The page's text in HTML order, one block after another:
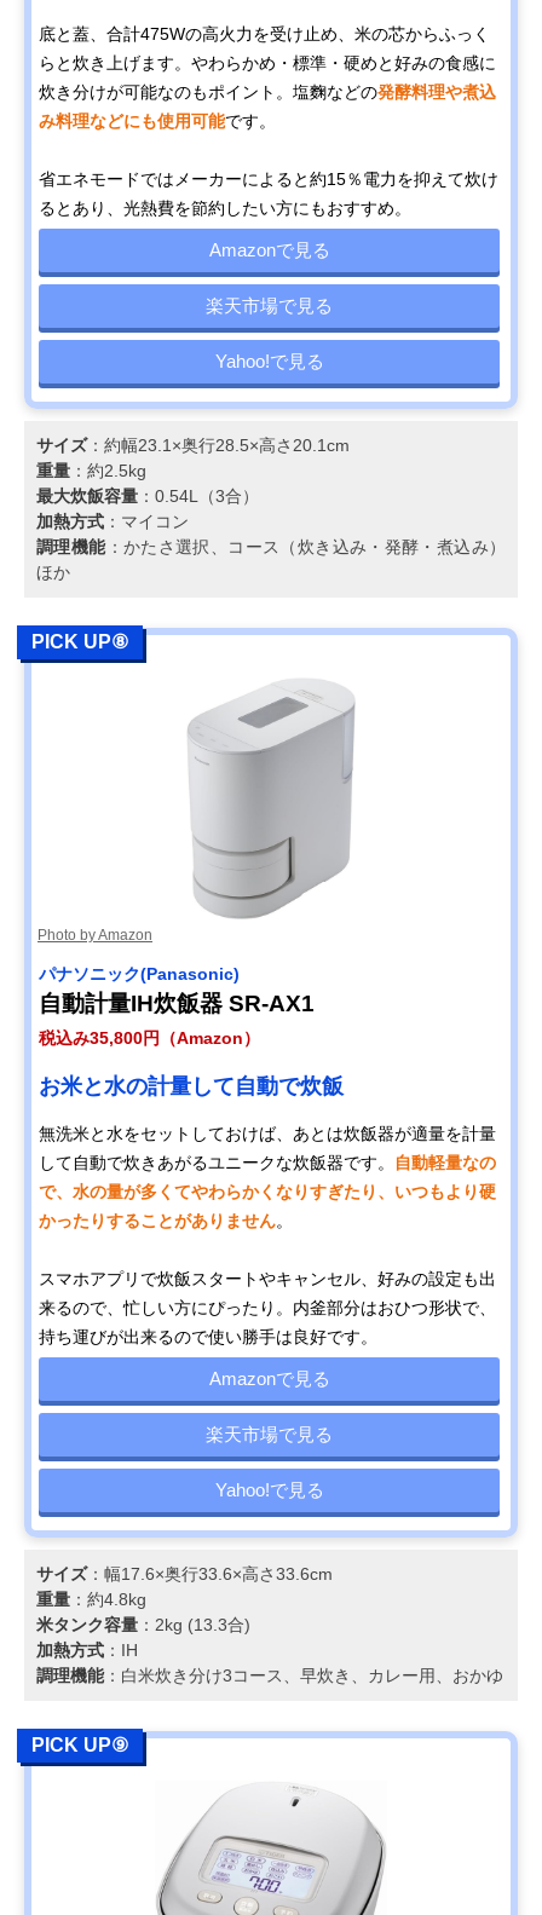
底と蓋、合計475Wの高火力を受け止め、米の芯からふっく
らと炊き上げます。やわらかめ・標準・硬めと好みの食感に
炊き分けが可能なのもポイント。塩麴などの発酵料理や煮込
み料理などにも使用可能です。
省エネモードではメーカーによると約15％電力を抑えて炊け
るとあり、光熱費を節約したい方にもおすすめ。
Amazonで見る
楽天市場で見る
Yahoo!で見る
サイズ：約幅23.1×奥行28.5×高さ20.1cm
重量 ：約2.5kg
最大炊飯容量 ：0.54L（3合）
加熱方式 ：マイコン
調理機能：かたさ選択、コース（炊き込み・発酵・煮込み）
ほか
PICK UP⑧
Photo by Amazon
パナソニック(Panasonic)
自動計量IH炊飯器 SR-AX1
税込み35,800円（Amazon）
お米と水の計量して自動で炊飯
無洗米と水をセットしておけば、あとは炊飯器が適量を計量
して自動で炊きあがるユニークな炊飯器です。
自動軽量なの
で、水の量が多くてやわらかくなりすぎたり、いつもより硬
かったりすることがありません。
スマホアプリで炊飯スタートやキャンセル、好みの設定も出
来るので、忙しい方にぴったり。内釜部分はおひつ形状で、
持ち運びが出来るので使い勝手は良好です。
Amazonで見る
楽天市場で見る
Yahoo!で見る
サイズ：幅17.6×奥行33.6×高さ33.6cm
重量 ：約4.8kg
米タンク容量 ：2kg (13.3合)
加熱方式 ：IH
調理機能：白米炊き分け3コース、早炊き、カレー用、おかゆ
PICK UP⑨